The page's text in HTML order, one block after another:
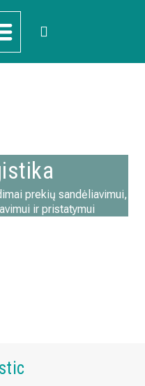
prekių sandėliavimui,
ir pristatymui